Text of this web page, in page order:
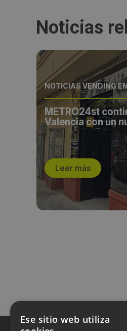
Noticias
NOTICIAS VENDING
METRO24st
Valencia con un
Leer más
Ese sitio web utiliza